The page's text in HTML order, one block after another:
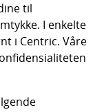
til
I enkelte
i Centric. Våre